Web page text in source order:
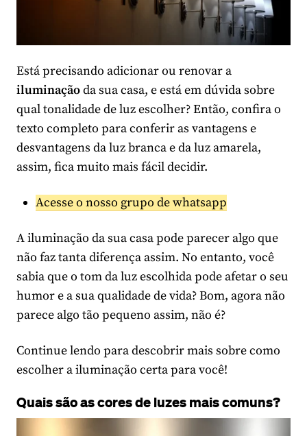
Está precisando adicionar ou renovar a
iluminaçãoda sua casa, e está em dúvida sobre
qual tonalidade de luz escolher? Então, confira o
texto completo para conferir as vantagens e
desvantagens da luz branca e da luz amarela,
assim, fica muito mais fácil decidir.
Acesse o nosso grupo de whatsapp
A iluminação da sua casa pode parecer algo que
não faz tanta diferença assim. No entanto, você
sabia que o tom da luz escolhida pode afetar o seu
humor e a sua qualidade de vida? Bom, agora não
parece algo tão pequeno assim, não é?
Continue lendo para descobrir mais sobre como
escolher a iluminação certa para você!
Quais são as cores de luzes mais comuns?